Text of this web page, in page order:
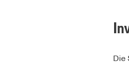
Die